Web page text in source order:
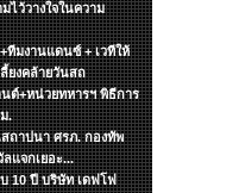
ไว้วางใจในความ
+ทีมงานแดนซ์ + เวทีให้
ยงคล้ายวันสถ
ต์+หน่วยทหารฯ พิธีการ
.
ถาปนา ศรภ. กองทัพ
ลแจกเยอะ...
10 ปี บริษัท เดฟโฟ